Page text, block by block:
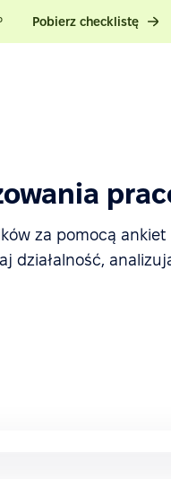
Pobierz checklistę
za pomocą
działalność,